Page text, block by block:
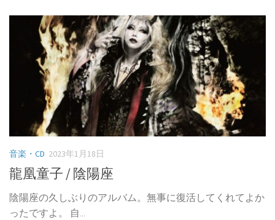
音楽・CD 2023年1月18日
龍凰童子 / 陰陽座
陰陽座の久しぶりのアルバム。無事に復活してくれてよか
ったですよ。 自...